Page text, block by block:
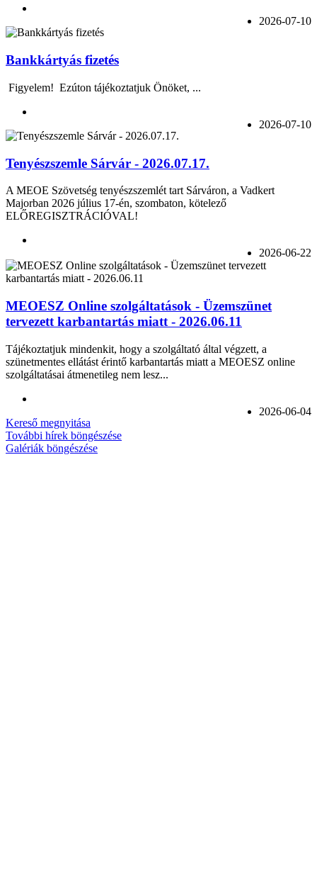
2026-07-10
Bankkártyás fizetés
Figyelem! Ezúton tájékoztatjuk Önöket, ...
2026-07-10
Tenyészszemle Sárvár - 2026.07.17.
A MEOE Szövetség tenyészszemlét tart Sárváron, a Vadkert
Majorban 2026 július 17-én, szombaton, kötelező
ELŐREGISZTRÁCIÓVAL!
2026-06-22
MEOESZ Online szolgáltatások - Üzemszünet
tervezett karbantartás miatt - 2026.06.11
Tájékoztatjuk mindenkit, hogy a szolgáltató által végzett, a
szünetmentes ellátást érintő karbantartás miatt a MEOESZ online
szolgáltatásai átmenetileg nem lesz...
2026-06-04
Kereső megnyitása
További hírek böngészése
Galériák böngészése